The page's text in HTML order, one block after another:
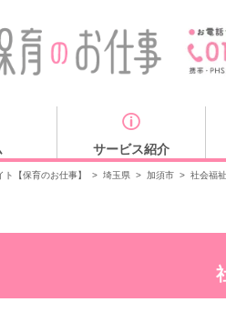
サービス紹介
【保育のお仕事】 > 埼玉県 > 加須市 > 社会福